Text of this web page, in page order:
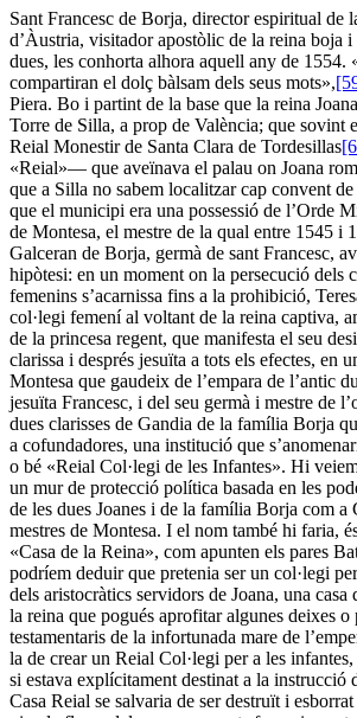
Sant Francesc de Borja, director espiritual de
d’Àustria, visitador apostòlic de la reina boja i
dues, les conhorta alhora aquell any de 1554.
compartiran el dolç bàlsam dels seus mots»,
Piera. Bo i partint de la base que la reina
Torre de Silla, a prop de València; que sovint
Reial Monestir de Santa Clara de Tordesillas
«Reial»— que aveïnava el palau on Joana
que a Silla no sabem localitzar cap convent de
que el municipi era una possessió de l’Orde
de Montesa, el mestre de la qual entre 1545 i
Galceran de Borja, germà de sant Francesc,
hipòtesi: en un moment on la persecució dels
femenins s’acarnissa fins a la prohibició,
col·legi femení al voltant de la reina captiva,
de la princesa regent, que manifesta el seu
clarissa i després jesuïta a tots els efectes, en
Montesa que gaudeix de l’empara de l’antic
jesuïta Francesc, i del seu germà i mestre de
dues clarisses de Gandia de la família Borja
a cofundadores, una institució que
o bé «Reial Col·legi de les Infantes». Hi
un mur de protecció política basada en les
de les dues Joanes i de la família Borja com a
mestres de Montesa. I el nom també hi faria,
«Casa de la Reina», com apunten els pares
podríem deduir que pretenia ser un col·legi
dels aristocràtics servidors de Joana, una
la reina que pogués aprofitar algunes deixes
testamentaris de la infortunada mare de
la de crear un Reial Col·legi per a les infantes,
si estava explícitament destinat a la instrucció
Casa Reial se salvaria de ser destruït i